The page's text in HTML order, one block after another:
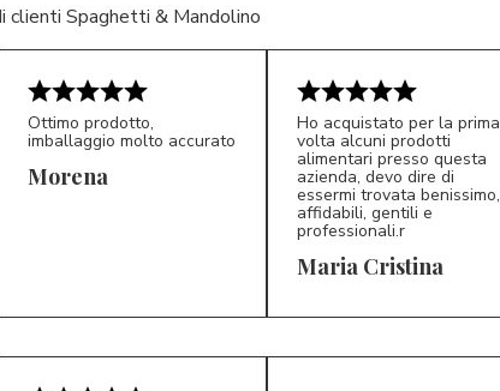
clienti Spaghetti & Mandolino
Ottimo prodotto,
imballaggio molto accurato
Morena
MC 5/5
Ho acquistato per la prima
volta alcuni prodotti
alimentari presso questa
azienda, devo dire di
essermi trovata benissimo,
affidabili, gentili e
professionali.r
Maria Cristina